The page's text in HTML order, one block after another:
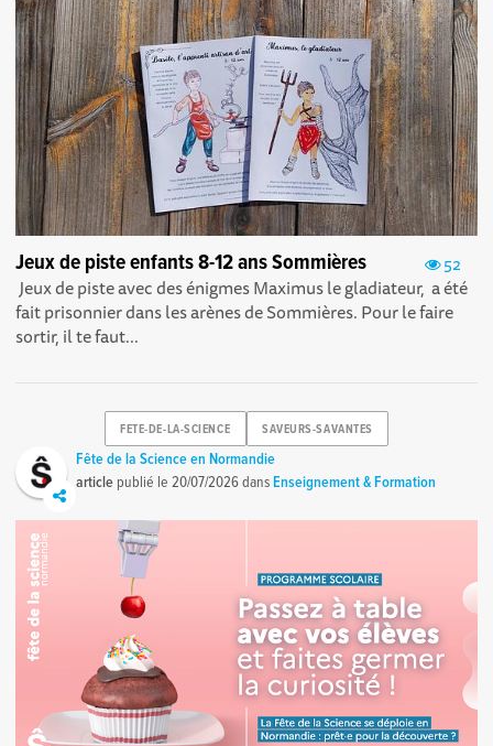
52
Jeux de piste enfants 8-12 ans Sommières
Jeux de piste avec des énigmes Maximus le gladiateur, a été
fait prisonnier dans les arènes de Sommières. Pour le faire
sortir, il te faut...
FETE-DE-LA-SCIENCE SAVEURS-SAVANTES
Fête de la Science en Normandie
article publié le20/07/2026dansEnseignement & Formation